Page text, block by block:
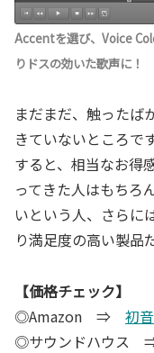
Accentを選び、Voice
りドスの効いた歌声に！
まだまだ、触ったば
きていないところで
すると、相当なお得
ってきた人はもちろ
いという人、さらに
り満足度の高い製品
【価格チェック】
◎Amazon ⇒ 初
◎サウンドハウス